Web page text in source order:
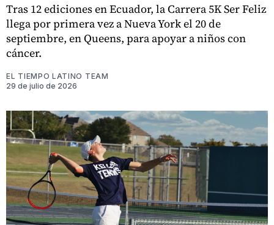
Tras 12 ediciones en Ecuador, la Carrera 5K Ser Feliz
llega por primera vez a Nueva York el 20 de
septiembre, en Queens, para apoyar a niños con
cáncer.
EL TIEMPO LATINO TEAM
29 de julio de 2026